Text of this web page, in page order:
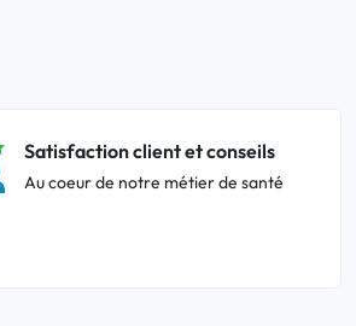
Satisfaction client et conseils
Au coeur de notre métier de santé